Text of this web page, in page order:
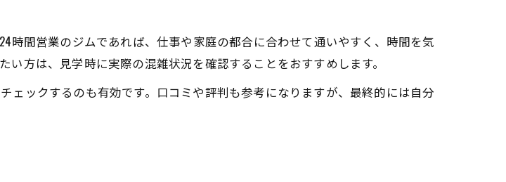
適さを重視する理由
状況の把握と選び方
時間営業のジムであれば、仕事や家庭の都合に合わせて通いやすく、時間を気
方は、見学時に実際の混雑状況を確認することをおすすめします。
ェックするのも有効です。口コミや評判も参考になりますが、最終的には自分